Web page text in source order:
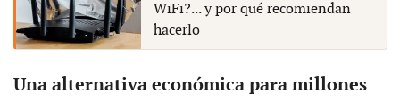
WiFi?... y por qué recomiendan
hacerlo
Una alternativa económica para millones